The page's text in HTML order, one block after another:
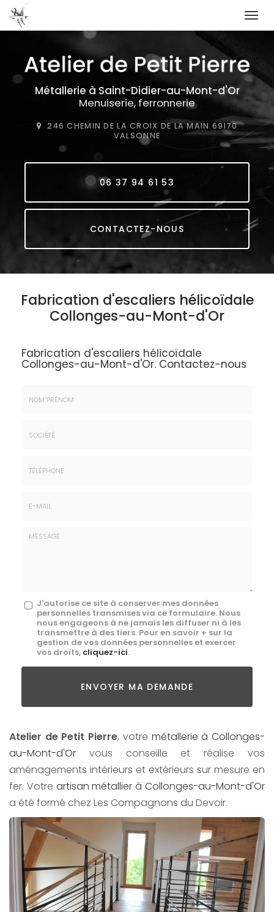
contenu
principalMétallerie à Saint-Didier-au-Mont-d'Or
Menuiserie, ferronnerie
246 CHEMIN DE LA CROIX DE LA MAIN 69170
VALSONNE
06 37 94 61 53
CONTACTEZ-NOUS
Fabrication d'escaliers hélicoïdale
Collonges-au-Mont-d'Or
Fabrication d'escaliers hélicoïdale
Collonges-au-Mont-d'Or. Contactez-nous
Message
J'autorise ce site à conserver mes données
personnelles transmises via ce formulaire. Nous
nous engageons à ne jamais les diffuser ni à les
transmettre à des tiers. Pour en savoir + sur la
gestion de vos données personnelles et exercer
vos droits, cliquez-ici.
Acceptation
ENVOYER MA DEMANDE
Atelier de Petit Pierre, votre métallerie à Collonges-
au-Mont-d'Or vous conseille et réalise vos
aménagements intérieurs et extérieurs sur mesure en
fer. Votre artisan métallier à Collonges-au-Mont-d'Or
a été formé chez Les Compagnons du Devoir.